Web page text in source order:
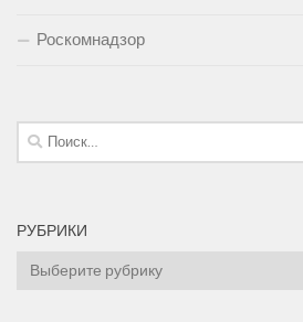
Роскомнадзор
Найти:
РУБРИКИ
Рубрики